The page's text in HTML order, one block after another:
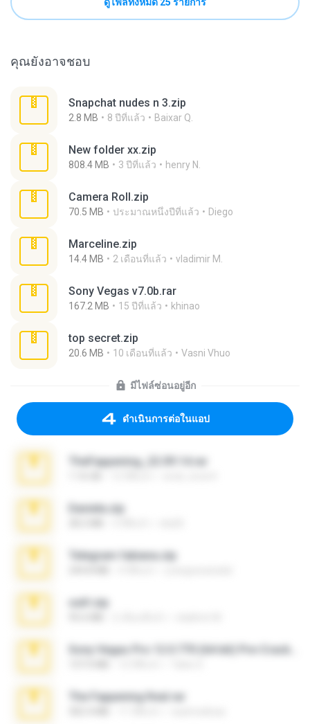
คุณยังอาจชอบ
Snapchat nudes n 3.zip
2.8 MB 8 ปีที่แล้ว Baixar Q.
New folder xx.zip
808.4 MB 3 ปีที่แล้ว henry N.
Camera Roll.zip
70.5 MB ประมาณหนึ่งปีที่แล้ว Diego
Marceline.zip
14.4 MB 2 เดือนที่แล้ว vladimir M.
Sony Vegas v7.0b.rar
167.2 MB 15 ปีที่แล้ว khinao
top secret.zip
20.6 MB 10 เดือนที่แล้ว Vasni Vhuo
มีไฟล์ซ่อนอยู่อีก
ดำเนินการต่อในแอป
TheFappening_22.09.14.rar
Daniela.zip
Telegram fabiana.zip
ouh!.zip
The Fappening final.rar